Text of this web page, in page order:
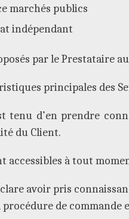
marchés publics
indépendant
par le Prestataire
principales des
tenu d’en prendre
du Client.
accessibles à tout
avoir pris
de